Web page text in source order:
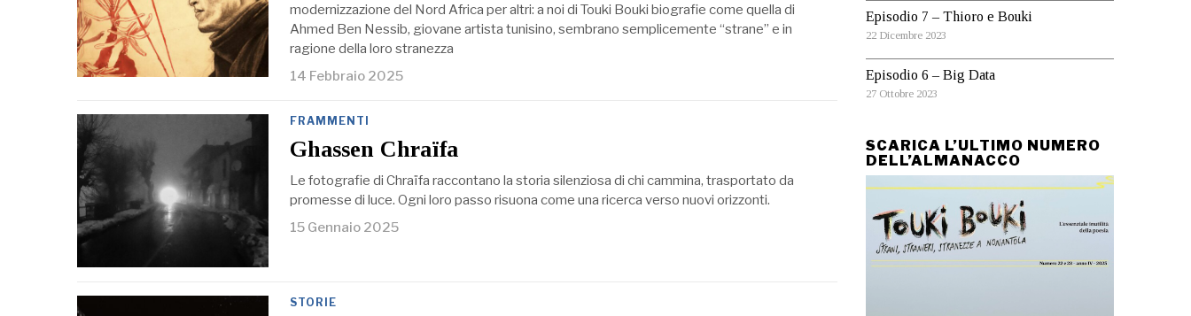
modernizzazione del Nord Africa per altri: a noi di Touki Bouki biografie come quella di
Ahmed Ben Nessib, giovane artista tunisino, sembrano semplicemente “strane” e in
ragione della loro stranezza
14 Febbraio 2025
FRAMMENTI
Ghassen Chraïfa
Le fotografie di Chraïfa raccontano la storia silenziosa di chi cammina, trasportato da
promesse di luce. Ogni loro passo risuona come una ricerca verso nuovi orizzonti.
15 Gennaio 2025
STORIE
Episodio 7 – Thioro e Bouki
22 Dicembre 2023
Episodio 6 – Big Data
27 Ottobre 2023
SCARICA L’ULTIMO NUMERO
DELL’ALMANACCO